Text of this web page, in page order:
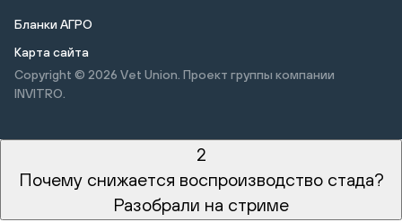
Бланки АГРО
Карта сайта
Copyright © 2026 Vet Union. Проект группы компании
INVITRO.
2
Почему снижается воспроизводство стада?
Разобрали на стриме